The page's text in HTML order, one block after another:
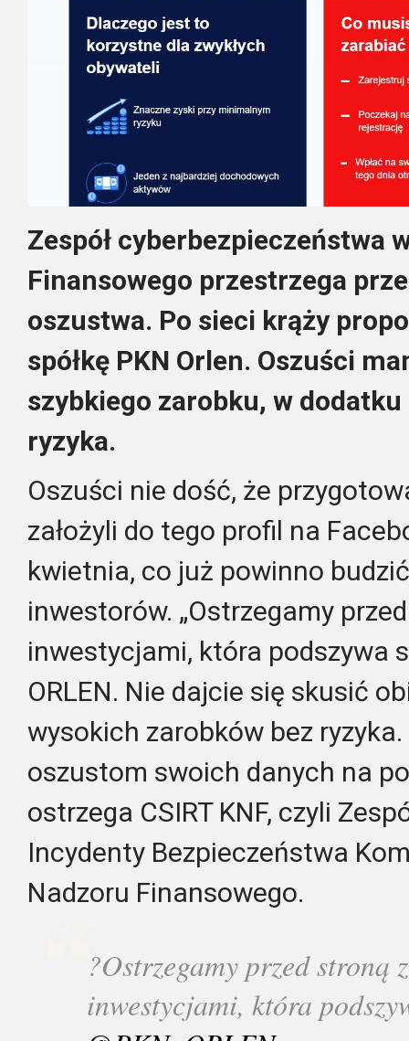
Zespół cyberbezpieczeństwa
Finansowego przestrzega
oszustwa. Po sieci krąży
spółkę PKN Orlen. Oszuści
szybkiego zarobku, w
ryzyka.
Oszuści nie dość, że
założyli do tego profil na
kwietnia, co już powinno
inwestorów. „Ostrzegamy
inwestycjami, która podszywa
ORLEN. Nie dajcie się skusić
wysokich zarobków bez
oszustom swoich danych na
ostrzega CSIRT KNF, czyli
Incydenty Bezpieczeństwa
Nadzoru Finansowego.
?Ostrzegamy przed stroną
inwestycjami, która